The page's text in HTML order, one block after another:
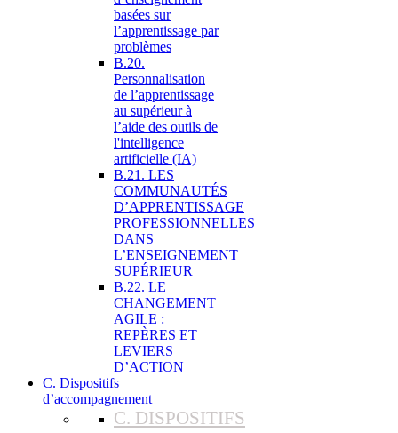
basées sur
l’apprentissage par
problèmes
B.20.
Personnalisation
de l’apprentissage
au supérieur à
l’aide des outils de
l'intelligence
artificielle (IA)
B.21. LES
COMMUNAUTÉS
D’APPRENTISSAGE
PROFESSIONNELLES
DANS
L’ENSEIGNEMENT
SUPÉRIEUR
B.22. LE
CHANGEMENT
AGILE :
REPÈRES ET
LEVIERS
D’ACTION
C. Dispositifs
d’accompagnement
C. DISPOSITIFS